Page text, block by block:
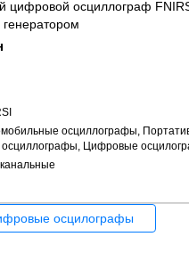
цифровой осциллограф
осциллографы,
осциллографы, Цифровые
осцилографы